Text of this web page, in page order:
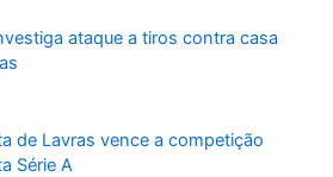
ataque a tiros contra casa
de Lavras vence a competição
Série A